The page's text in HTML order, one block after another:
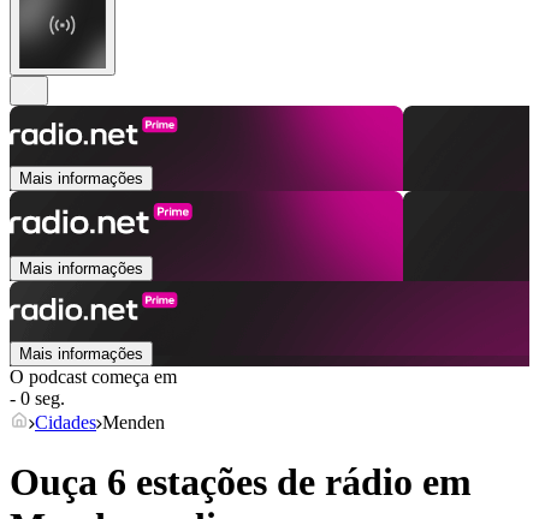
Mais informações
Mais informações
Mais informações
O podcast começa em
- 0 seg.
Cidades Menden
Ouça 6 estações de rádio em